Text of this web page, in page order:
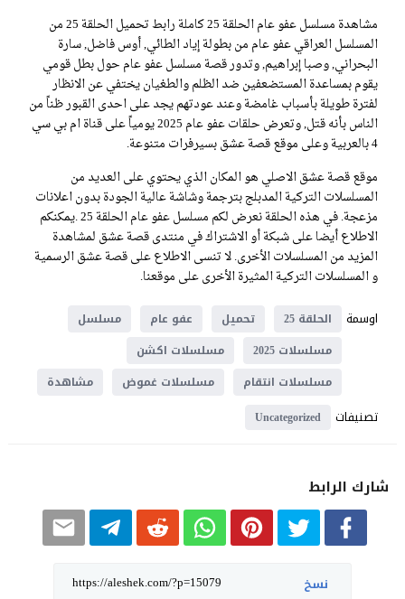
مشاهدة مسلسل عفو عام الحلقة 25 كاملة رابط تحميل الحلقة 25 من
المسلسل العراقي عفو عام من بطولة إياد الطائي, أوس فاضل, سارة
البحراني, وصبا إبراهيم, وتدور قصة مسلسل عفو عام حول بطل قومي
يقوم بمساعدة المستضعفين ضد الظلم والطغيان يختفي عن الانظار
لفترة طويلة بأسباب غامضة وعند عودتهم يجد على احدى القبور ظناً من
الناس بأنه قتل, وتعرض حلقات عفو عام 2025 يومياً على قناة ام بي سي
4 بالعربية وعلى موقع قصة عشق بسيرفرات متنوعة.
موقع قصة عشق الاصلي هو المكان الذي يحتوي على العديد من
المسلسلات التركية المدبلج بترجمة وشاشة عالية الجودة بدون اعلانات
مزعجة. في هذه الحلقة نعرض لكم مسلسل عفو عام الحلقة 25 .يمكنكم
الاطلاع أيضا على شبكة أو الاشتراك في منتدى قصة عشق لمشاهدة
المزيد من المسلسلات الأخرى. لا تنسى الاطلاع على قصة عشق الرسمية
و المسلسلات التركية المثيرة الأخرى على موقعنا.
اوسمة
الحلقة 25 تحميل عفو عام
مسلسل
مسلسلات 2025
مسلسلات اكشن
مسلسلات انتقام
مسلسلات غموض مشاهدة
تصنيفات Uncategorized
شارك الرابط
نسخ